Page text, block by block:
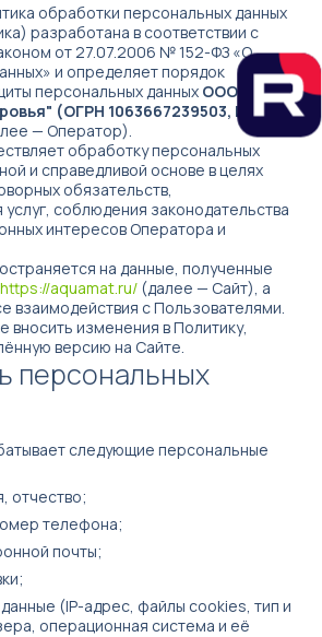
воды
водой
бизнеса
для продажи чистой воды в
обработки персональных данных
разработана в соответствии с
от 27.07.2006 № 152-ФЗ «О
и определяет порядок
персональных данных ООО
(ОГРН 1063667239503, ИНН
— Оператор).
обработку персональных
и справедливой основе в целях
обязательств,
соблюдения законодательства
интересов Оператора и
на данные, полученные
https://aquamat.ru/ (далее — Сайт), а
взаимодействия с Пользователями.
вносить изменения в Политику,
версию на Сайте.
персональных
следующие персональные
отчество;
телефона;
почты;
(IP-адрес, файлы cookies, тип и
операционная система и её